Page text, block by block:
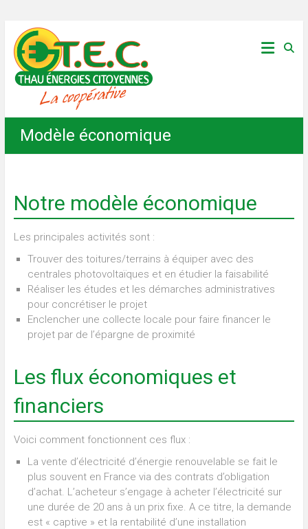
content
Thau
Énergies
Citoyennes
Modèle économique
Notre modèle économique
Les principales activités sont :
Trouver des toitures/terrains à équiper avec des
centrales photovoltaïques et en étudier la faisabilité
Réaliser les études et les démarches administratives
pour concrétiser le projet
Enclencher une collecte locale pour faire financer le
projet par de l’épargne de proximité
Les flux économiques et
financiers
Voici comment fonctionnent ces flux :
La vente d’électricité d’énergie renouvelable se fait le
plus souvent en France via des contrats d’obligation
d’achat. L’acheteur s’engage à acheter l’électricité sur
une durée de 20 ans à un prix fixe. A ce titre, la demande
est « captive » et la rentabilité d’une installation